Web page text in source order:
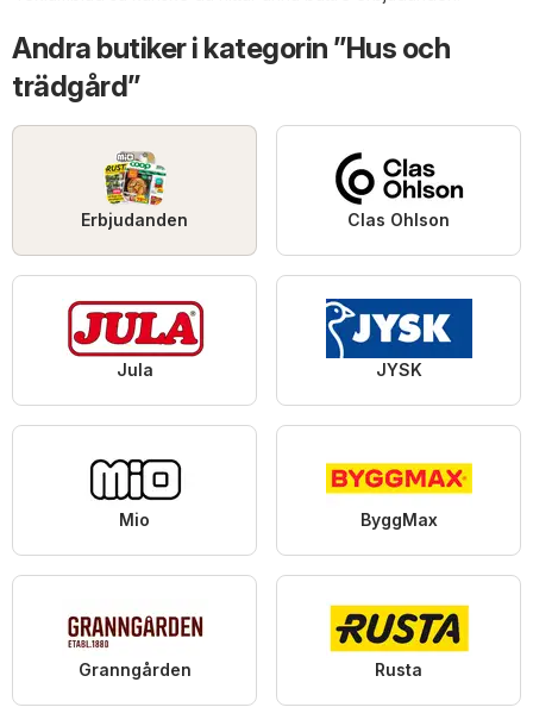
Andra butiker i kategorin ”Hus och
trädgård”
Erbjudanden Clas Ohlson
Jula JYSK
Mio ByggMax
Granngården Rusta